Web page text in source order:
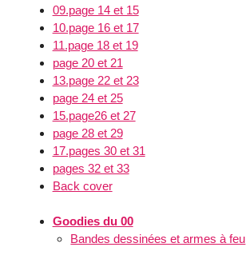
09.page 14 et 15
10.page 16 et 17
11.page 18 et 19
page 20 et 21
13.page 22 et 23
page 24 et 25
15.page26 et 27
page 28 et 29
17.pages 30 et 31
pages 32 et 33
Back cover
Goodies du 00
Bandes dessinées et armes à feu